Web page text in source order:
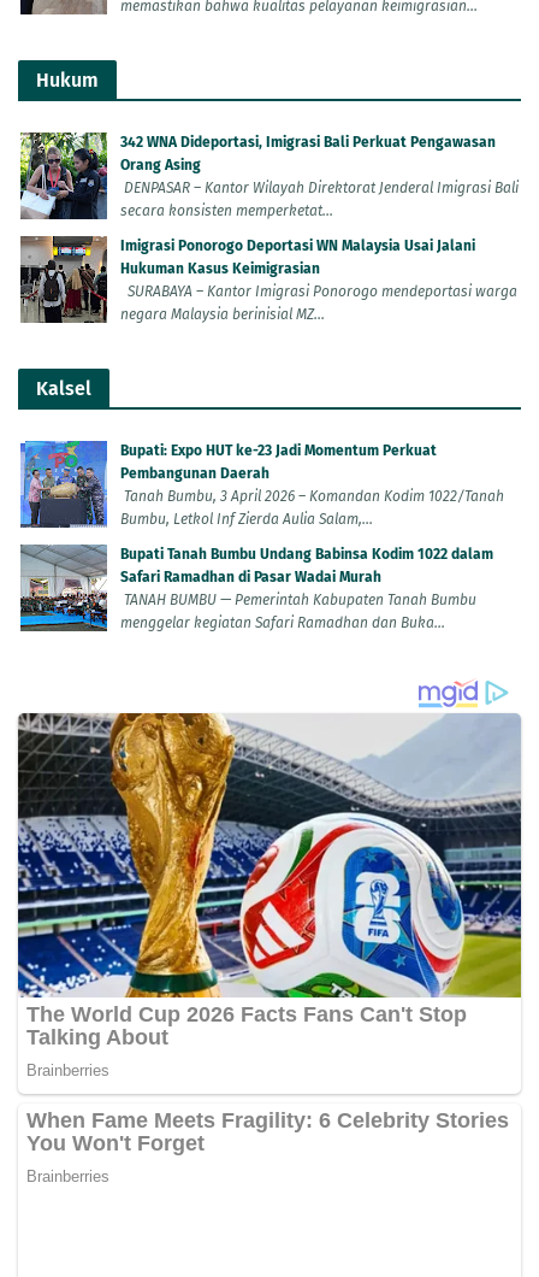
memastikan bahwa kualitas pelayanan keimigrasian...
Hukum
342 WNA Dideportasi, Imigrasi Bali Perkuat Pengawasan
Orang Asing
DENPASAR – Kantor Wilayah Direktorat Jenderal Imigrasi Bali
secara konsisten memperketat...
Imigrasi Ponorogo Deportasi WN Malaysia Usai Jalani
Hukuman Kasus Keimigrasian
SURABAYA – Kantor Imigrasi Ponorogo mendeportasi warga
negara Malaysia berinisial MZ...
Kalsel
Bupati: Expo HUT ke-23 Jadi Momentum Perkuat
Pembangunan Daerah
Tanah Bumbu, 3 April 2026 – Komandan Kodim 1022/Tanah
Bumbu, Letkol Inf Zierda Aulia Salam,...
Bupati Tanah Bumbu Undang Babinsa Kodim 1022 dalam
Safari Ramadhan di Pasar Wadai Murah
TANAH BUMBU — Pemerintah Kabupaten Tanah Bumbu
menggelar kegiatan Safari Ramadhan dan Buka...